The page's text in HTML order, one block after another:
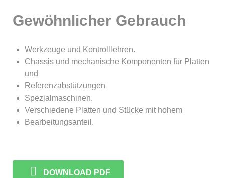
Gewöhnlicher Gebrauch
Werkzeuge und Kontrolllehren.
Chassis und mechanische Komponenten für Platten
und
Referenzabstützungen
Spezialmaschinen.
Verschiedene Platten und Stücke mit hohem
Bearbeitungsanteil.
DOWNLOAD PDF